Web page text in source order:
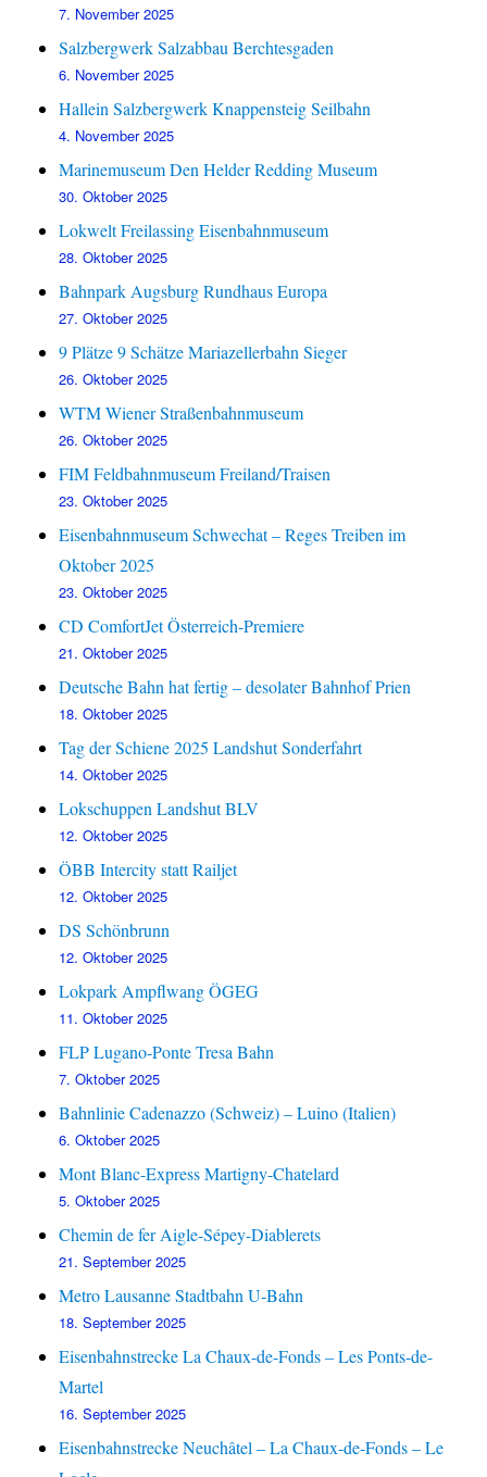
7. November 2025
Salzbergwerk Salzabbau Berchtesgaden
6. November 2025
Hallein Salzbergwerk Knappensteig Seilbahn
4. November 2025
Marinemuseum Den Helder Redding Museum
30. Oktober 2025
Lokwelt Freilassing Eisenbahnmuseum
28. Oktober 2025
Bahnpark Augsburg Rundhaus Europa
27. Oktober 2025
9 Plätze 9 Schätze Mariazellerbahn Sieger
26. Oktober 2025
WTM Wiener Straßenbahnmuseum
26. Oktober 2025
FIM Feldbahnmuseum Freiland/Traisen
23. Oktober 2025
Eisenbahnmuseum Schwechat – Reges Treiben im
Oktober 2025
23. Oktober 2025
CD ComfortJet Österreich-Premiere
21. Oktober 2025
Deutsche Bahn hat fertig – desolater Bahnhof Prien
18. Oktober 2025
Tag der Schiene 2025 Landshut Sonderfahrt
14. Oktober 2025
Lokschuppen Landshut BLV
12. Oktober 2025
ÖBB Intercity statt Railjet
12. Oktober 2025
DS Schönbrunn
12. Oktober 2025
Lokpark Ampflwang ÖGEG
11. Oktober 2025
FLP Lugano-Ponte Tresa Bahn
7. Oktober 2025
Bahnlinie Cadenazzo (Schweiz) – Luino (Italien)
6. Oktober 2025
Mont Blanc-Express Martigny-Chatelard
5. Oktober 2025
Chemin de fer Aigle-Sépey-Diablerets
21. September 2025
Metro Lausanne Stadtbahn U-Bahn
18. September 2025
Eisenbahnstrecke La Chaux-de-Fonds – Les Ponts-de-
Martel
16. September 2025
Eisenbahnstrecke Neuchâtel – La Chaux-de-Fonds – Le